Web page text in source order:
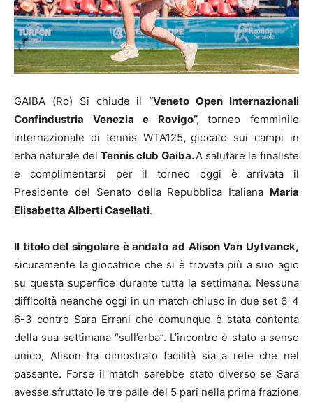
GAIBA (Ro) Si chiude il“Veneto Open Internazionali
Confindustria Venezia e Rovigo”,torneo femminile
internazionale di tennis WTA125,giocato sui campi in
erba naturale delTennis club Gaiba.A salutare le finaliste
e complimentarsi per il torneo oggi è arrivata il
Presidente del Senato della Repubblica Italiana Maria
Elisabetta Alberti Casellati.
Il titolo del singolare è andato ad Alison Van Uytvanck,
sicuramente la giocatrice che si è trovata più a suo agio
su questa superfice durante tutta la settimana. Nessuna
difficoltà neanche oggi in un match chiuso in due set 6-4
6-3 contro Sara Errani che comunque è stata contenta
della sua settimana “sull’erba”. L’incontro è stato a senso
unico, Alison ha dimostrato facilità sia a rete che nel
passante. Forse il match sarebbe stato diverso se Sara
avesse sfruttato le tre palle del 5 pari nella prima frazione